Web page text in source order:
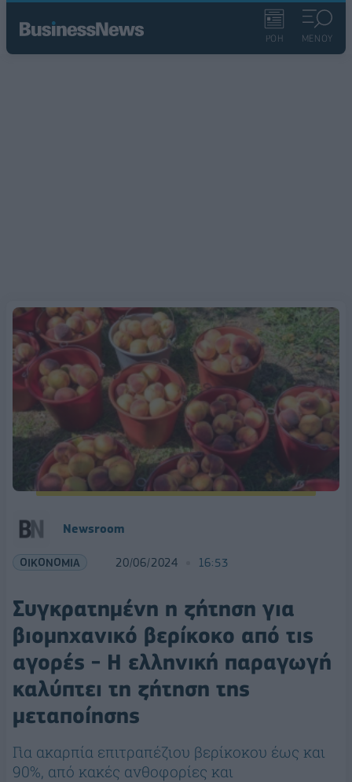
ΡΟΗ ΜΕΝΟΥ
Newsroom
ΟΙΚΟΝΟΜΙΑ 20/06/2024 16:53
Συγκρατημένη η ζήτηση για
βιομηχανικό βερίκοκο από τις
αγορές - Η ελληνική παραγωγή
καλύπτει τη ζήτηση της
μεταποίησης
Για ακαρπία επιτραπέζιου βερίκοκου έως και
90%, από κακές ανθοφορίες και